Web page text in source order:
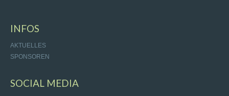
INFOS
AKTUELLES
SPONSOREN
SOCIAL MEDIA